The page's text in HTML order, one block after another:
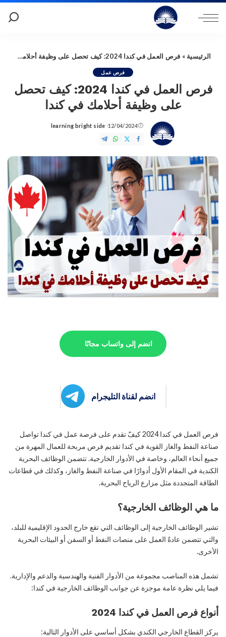
الرئيسية » فرص العمل في كندا 2024: كيف تحصل على وظيفة أحلامك في كندا
فرص عمل
فرص العمل في كندا 2024: كيف تحصل
على وظيفة أحلامك في كندا
12/04/2024
Posted
by
learning bright side
انضم إلى واتساب مجانًا
انضم لقناة التليجرام
فرص العمل في كندا 2024 كيفًَ تقدم على فرصة عمل في كندا تواصل
صناعة النفط والغاز القوية في كندا تقديم فرص مربحة للعمال المهرة من
جميع أنحاء العالم، وخاصة في الأدوار الخارجية. تتضمن الوظائف البحرية
الكندية في المقام الأول أدوارًا في صناعة النفط والغاز، وكذلك في قطاعات
الطاقة المتجددة مثل مزارع الرياح البحرية.
ما هي الوظائف الخارجية؟
تشير الوظائف الخارجية إلى الوظائف التي تقع خارج الحدود الإقليمية للبلد،
والتي تتضمن عادةً العمل على منصات النفط أو السفن أو البيئات البحرية
الأخرى.
تشمل هذه المناصب مجموعة من الأدوار الفنية والهندسية والدعم والإدارية.
فيما يلي نظرة عامة موجزة عن جوانب الوظائف الخارجية في كندا:
أنواع فرص العمل في كندا 2024
يركز القطاع الخارجي الكندي بشكل أساسي على الأدوار التالية: